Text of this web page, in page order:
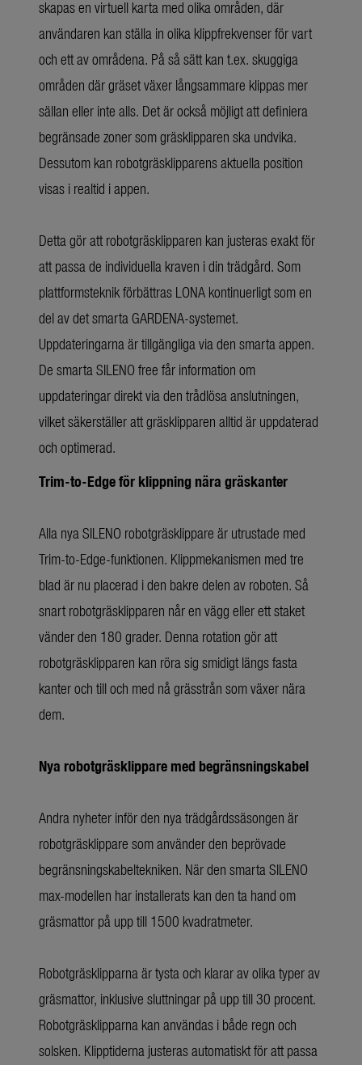
skapas en virtuell karta med olika områden, där
användaren kan ställa in olika klippfrekvenser för vart
och ett av områdena. På så sätt kan t.ex. skuggiga
områden där gräset växer långsammare klippas mer
sällan eller inte alls. Det är också möjligt att definiera
begränsade zoner som gräsklipparen ska undvika.
Dessutom kan robotgräsklipparens aktuella position
visas i realtid i appen.
Detta gör att robotgräsklipparen kan justeras exakt för
att passa de individuella kraven i din trädgård. Som
plattformsteknik förbättras LONA kontinuerligt som en
del av det smarta GARDENA-systemet.
Uppdateringarna är tillgängliga via den smarta appen.
De smarta SILENO free får information om
uppdateringar direkt via den trådlösa anslutningen,
vilket säkerställer att gräsklipparen alltid är uppdaterad
och optimerad.
Trim-to-Edge för klippning nära gräskanter
Alla nya SILENO robotgräsklippare är utrustade med
Trim-to-Edge-funktionen. Klippmekanismen med tre
blad är nu placerad i den bakre delen av roboten. Så
snart robotgräsklipparen når en vägg eller ett staket
vänder den 180 grader. Denna rotation gör att
robotgräsklipparen kan röra sig smidigt längs fasta
kanter och till och med nå grässtrån som växer nära
dem.
Nya robotgräsklippare med begränsningskabel
Andra nyheter inför den nya trädgårdssäsongen är
robotgräsklippare som använder den beprövade
begränsningskabeltekniken. När den smarta SILENO
max-modellen har installerats kan den ta hand om
gräsmattor på upp till 1500 kvadratmeter.
Robotgräsklipparna är tysta och klarar av olika typer av
gräsmattor, inklusive sluttningar på upp till 30 procent.
Robotgräsklipparna kan användas i både regn och
solsken. Klipptiderna justeras automatiskt för att passa